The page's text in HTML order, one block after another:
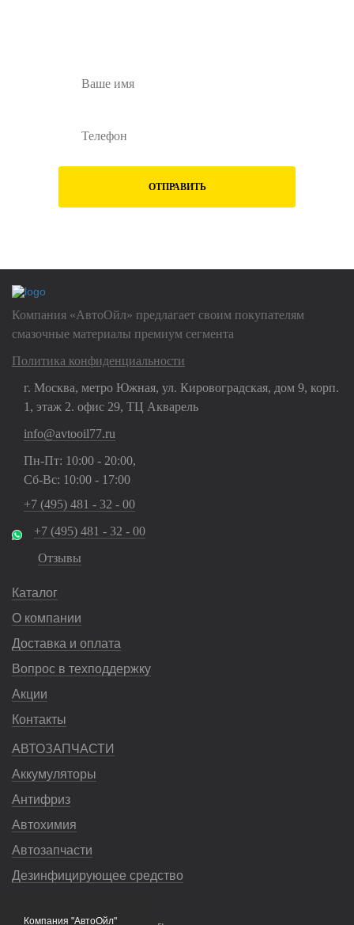
ОТПРАВИТЬ
Компания «АвтоОйл» предлагает своим покупателям
смазочные материалы премиум сегмента
Политика конфиденциальности
г. Москва, метро Южная, ул. Кировоградская, дом 9, корп.
1, этаж 2. офис 29, ТЦ Акварель
info@avtooil77.ru
Пн-Пт: 10:00 - 20:00,
Сб-Вс: 10:00 - 17:00
+7 (495) 481 - 32 - 00
+7 (495) 481 - 32 - 00
Отзывы
Каталог
О компании
Доставка и оплата
Вопрос в техподдержку
Акции
Контакты
АВТОЗАПЧАСТИ
Аккумуляторы
Антифриз
Автохимия
Автозапчасти
Дезинфицирующее средство
Компания "АвтоОйл"